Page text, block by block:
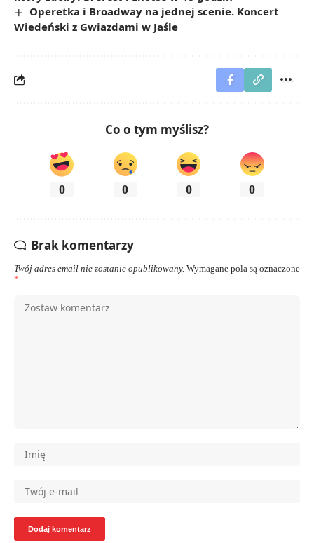
Operetka i Broadway na jednej scenie. Koncert
Wiedeński z Gwiazdami w Jaśle
Co o tym myślisz?
0 0 0 0
Brak komentarzy
Twój adres email nie zostanie opublikowany. Wymagane pola są oznaczone
*